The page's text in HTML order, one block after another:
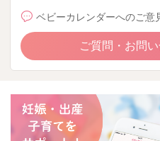
ベビーカレンダーへのご意
ご質問・お問